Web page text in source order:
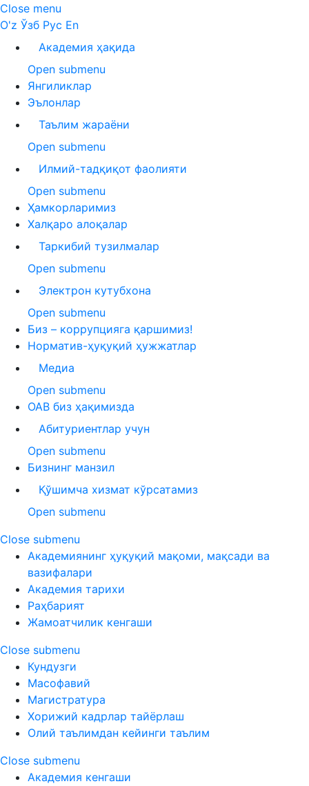
Close menu
O'z Ўзб Рус En
Академия ҳақида
Open submenu
Янгиликлар
Эълонлар
Таълим жараёни
Open submenu
Илмий-тадқиқот фаолияти
Open submenu
Ҳамкорларимиз
Халқаро алоқалар
Таркибий тузилмалар
Open submenu
Электрон кутубхона
Open submenu
Биз – коррупцияга қаршимиз!
Норматив-ҳуқуқий ҳужжатлар
Медиа
Open submenu
ОАВ биз ҳақимизда
Абитуриентлар учун
Open submenu
Бизнинг манзил
Қўшимча хизмат кўрсатамиз
Open submenu
Close submenu
Академиянинг ҳуқуқий мақоми, мақсади ва
вазифалари
Академия тарихи
Раҳбарият
Жамоатчилик кенгаши
Close submenu
Кундузги
Масофавий
Магистратура
Хорижий кадрлар тайёрлаш
Олий таълимдан кейинги таълим
Close submenu
Академия кенгаши